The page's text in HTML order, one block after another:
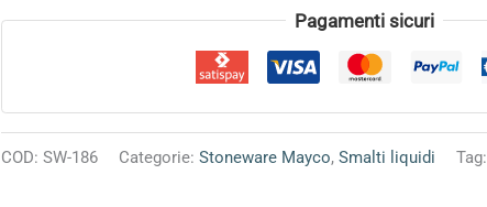
Alternative: Pagamenti sicuri
COD:SW-186 Categorie:Stoneware Mayco,Smalti liquidi Tag: